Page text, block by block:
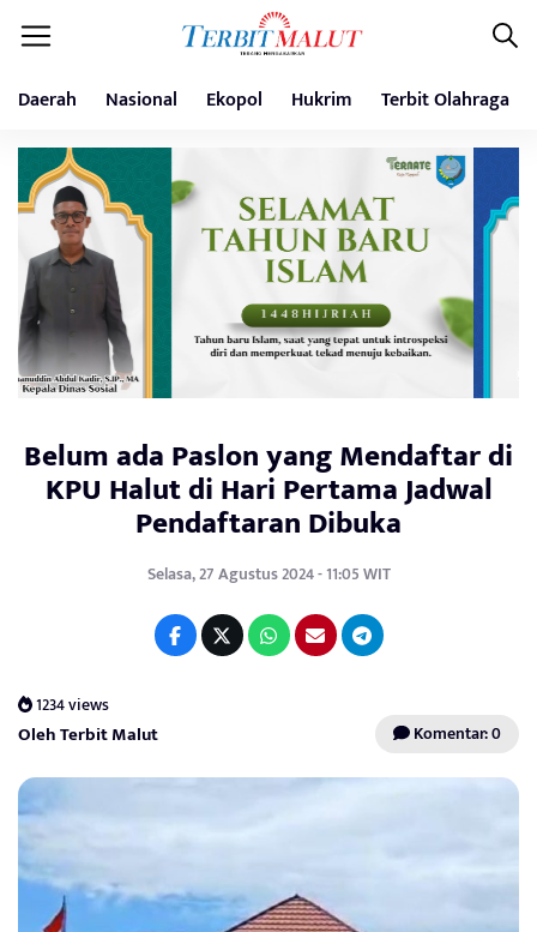
Daerah Nasional Ekopol Hukrim Terbit Olahraga
Belum ada Paslon yang Mendaftar di
KPU Halut di Hari Pertama Jadwal
Pendaftaran Dibuka
Selasa, 27 Agustus 2024 - 11:05 WIT
1234 views
Oleh Terbit Malut Komentar: 0